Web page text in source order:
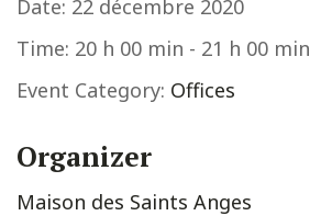
Date: 22 décembre 2020
Time: 20 h 00 min - 21 h 00 min
Event Category: Offices
Organizer
Maison des Saints Anges